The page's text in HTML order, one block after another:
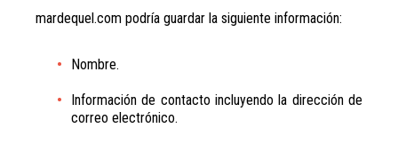
mardequel.com podría guardar la siguiente información:
Nombre.
Información de contacto incluyendo la dirección de
correo electrónico.